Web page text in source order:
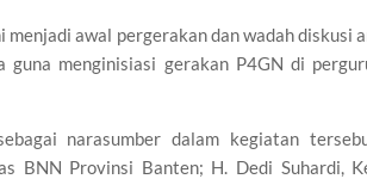
menjadi awal pergerakan dan wadah
guna menginisiasi gerakan P4GN di
narasumber dalam kegiatan
BNN Provinsi Banten; H. Dedi Suhardi,